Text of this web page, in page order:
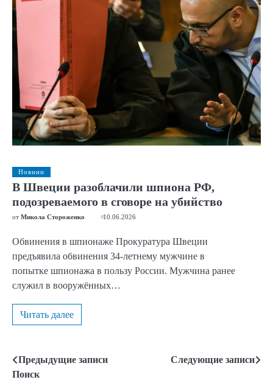
Новини
В Швеции разоблачили шпиона РФ,
подозреваемого в сговоре на убийство
от Микола Стороженко 10.06.2026
Обвинения в шпионаже Прокуратура Швеции
предъявила обвинения 34-летнему мужчине в
попытке шпионажа в пользу России. Мужчина ранее
служил в вооружённых…
Читать далее
Навигация
Предыдущие записи
Следующие записи
Поиск